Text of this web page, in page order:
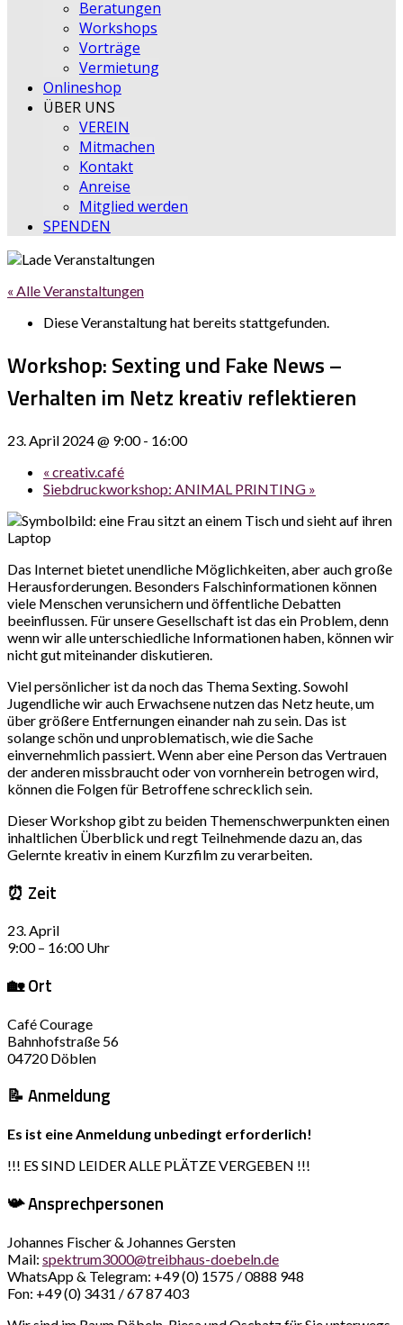
Beratungen
Workshops
Vorträge
Vermietung
Onlineshop
ÜBER UNS
VEREIN
Mitmachen
Kontakt
Anreise
Mitglied werden
SPENDEN
« Alle Veranstaltungen
Diese Veranstaltung hat bereits stattgefunden.
Workshop: Sexting und Fake News –
Verhalten im Netz kreativ reflektieren
23. April 2024 @ 9:00- 16:00
« creativ.café
Siebdruckworkshop: ANIMAL PRINTING »
Das Internet bietet unendliche Möglichkeiten, aber auch große
Herausforderungen. Besonders Falschinformationen können
viele Menschen verunsichern und öffentliche Debatten
beeinflussen. Für unsere Gesellschaft ist das ein Problem, denn
wenn wir alle unterschiedliche Informationen haben, können wir
nicht gut miteinander diskutieren.
Viel persönlicher ist da noch das Thema Sexting. Sowohl
Jugendliche wir auch Erwachsene nutzen das Netz heute, um
über größere Entfernungen einander nah zu sein. Das ist
solange schön und unproblematisch, wie die Sache
einvernehmlich passiert. Wenn aber eine Person das Vertrauen
der anderen missbraucht oder von vornherein betrogen wird,
können die Folgen für Betroffene schrecklich sein.
Dieser Workshop gibt zu beiden Themenschwerpunkten einen
inhaltlichen Überblick und regt Teilnehmende dazu an, das
Gelernte kreativ in einem Kurzfilm zu verarbeiten.
⏰ Zeit
23. April
9:00 – 16:00 Uhr
🏡 Ort
Café Courage
Bahnhofstraße 56
04720 Döblen
📝 Anmeldung
Es ist eine Anmeldung unbedingt erforderlich!
!!! ES SIND LEIDER ALLE PLÄTZE VERGEBEN !!!
📯 Ansprechpersonen
Johannes Fischer & Johannes Gersten
Mail: spektrum3000@treibhaus-doebeln.de
WhatsApp & Telegram: +49 (0) 1575 / 0888 948
Fon: +49 (0) 3431 / 67 87 403